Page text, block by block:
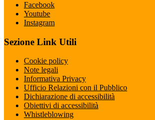
Facebook
Youtube
Instagram
Sezione Link Utili
Cookie policy
Note legali
Informativa Privacy
Ufficio Relazioni con il Pubblico
Dichiarazione di accessibilità
Obiettivi di accessibilità
Whistleblowing